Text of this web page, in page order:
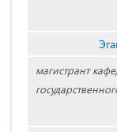
магистрант